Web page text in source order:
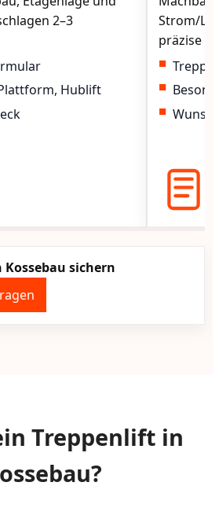
2–3
Hublift
Strom/
präzise
sichern
Treppenlift in